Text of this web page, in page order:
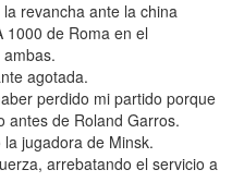
revancha ante la china
1000 de Roma en el
agotada.
perdido mi partido porque
antes de Roland Garros.
jugadora de Minsk.
arrebatando el servicio a